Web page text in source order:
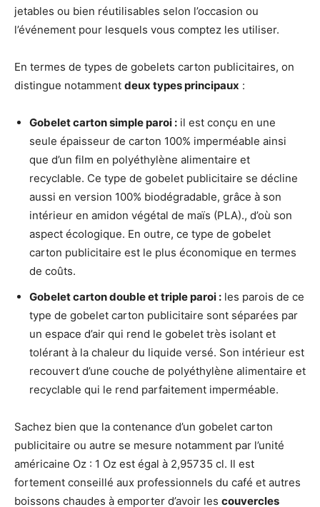
jetables ou bien réutilisables selon l’occasion ou
l’événement pour lesquels vous comptez les utiliser.
En termes de types de gobelets carton publicitaires, on
distingue notamment deux types principaux :
Gobelet carton simple paroi : il est conçu en une
seule épaisseur de carton 100% imperméable ainsi
que d’un film en polyéthylène alimentaire et
recyclable. Ce type de gobelet publicitaire se décline
aussi en version 100% biodégradable, grâce à son
intérieur en amidon végétal de maïs (PLA)., d’où son
aspect écologique. En outre, ce type de gobelet
carton publicitaire est le plus économique en termes
de coûts.
Gobelet carton double et triple paroi : les parois de ce
type de gobelet carton publicitaire sont séparées par
un espace d’air qui rend le gobelet très isolant et
tolérant à la chaleur du liquide versé. Son intérieur est
recouvert d’une couche de polyéthylène alimentaire et
recyclable qui le rend parfaitement imperméable.
Sachez bien que la contenance d’un gobelet carton
publicitaire ou autre se mesure notamment par l’unité
américaine Oz : 1 Oz est égal à 2,95735 cl. Il est
fortement conseillé aux professionnels du café et autres
boissons chaudes à emporter d’avoir les couvercles